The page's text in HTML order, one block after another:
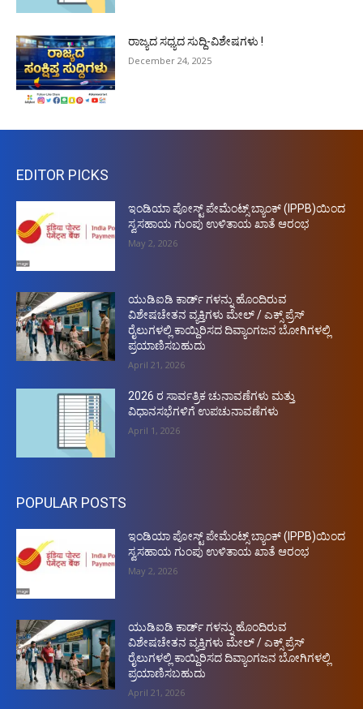
ರಾಜ್ಯದ ಸಧ್ಯದ ಸುದ್ದಿ-ವಿಶೇಷಗಳು !
December 24, 2025
EDITOR PICKS
ಇಂಡಿಯಾ ಪೋಸ್ಟ್ ಪೇಮೆಂಟ್ಸ್ ಬ್ಯಾಂಕ್ (IPPB)ಯಿಂದ
ಸ್ವಸಹಾಯ ಗುಂಪು ಉಳಿತಾಯ ಖಾತೆ ಆರಂಭ
May 2, 2026
ಯುಡಿಐಡಿ ಕಾರ್ಡ್ ಗಳನ್ನು ಹೊಂದಿರುವ
ವಿಶೇಷಚೇತನ ವ್ಯಕ್ತಿಗಳು ಮೇಲ್ / ಎಕ್ಸ್ ಪ್ರೆಸ್
ರೈಲುಗಳಲ್ಲಿ ಕಾಯ್ದಿರಿಸದ ದಿವ್ಯಾಂಗಜನ ಬೋಗಿಗಳಲ್ಲಿ
ಪ್ರಯಾಣಿಸಬಹುದು
April 21, 2026
2026 ರ ಸಾರ್ವತ್ರಿಕ ಚುನಾವಣೆಗಳು ಮತ್ತು
ವಿಧಾನಸಭೆಗಳಿಗೆ ಉಪಚುನಾವಣೆಗಳು
April 1, 2026
POPULAR POSTS
ಇಂಡಿಯಾ ಪೋಸ್ಟ್ ಪೇಮೆಂಟ್ಸ್ ಬ್ಯಾಂಕ್ (IPPB)ಯಿಂದ
ಸ್ವಸಹಾಯ ಗುಂಪು ಉಳಿತಾಯ ಖಾತೆ ಆರಂಭ
May 2, 2026
ಯುಡಿಐಡಿ ಕಾರ್ಡ್ ಗಳನ್ನು ಹೊಂದಿರುವ
ವಿಶೇಷಚೇತನ ವ್ಯಕ್ತಿಗಳು ಮೇಲ್ / ಎಕ್ಸ್ ಪ್ರೆಸ್
ರೈಲುಗಳಲ್ಲಿ ಕಾಯ್ದಿರಿಸದ ದಿವ್ಯಾಂಗಜನ ಬೋಗಿಗಳಲ್ಲಿ
ಪ್ರಯಾಣಿಸಬಹುದು
April 21, 2026